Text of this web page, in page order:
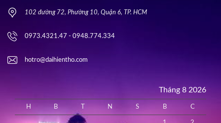
102 đường 72, Phường 10, Quận 6, TP. HCM
0973.4321.47 - 0948.774.334
hotro@daihientho.com
Tháng 8 2026
H B N S B C